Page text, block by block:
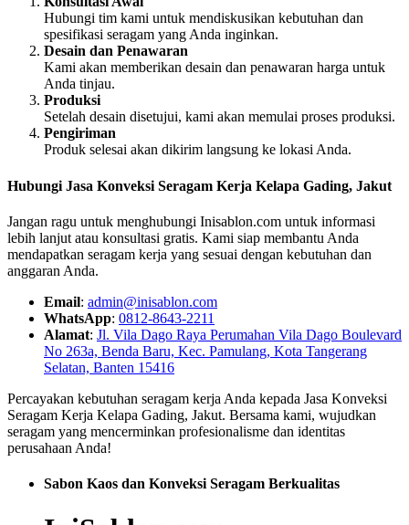
Hubungi tim kami untuk mendiskusikan kebutuhan dan
spesifikasi seragam yang Anda inginkan.
Desain dan Penawaran
Kami akan memberikan desain dan penawaran harga untuk
Anda tinjau.
Produksi
Setelah desain disetujui, kami akan memulai proses produksi.
Pengiriman
Produk selesai akan dikirim langsung ke lokasi Anda.
Hubungi Jasa Konveksi Seragam Kerja Kelapa Gading, Jakut
Jangan ragu untuk menghubungi Inisablon.com untuk informasi
lebih lanjut atau konsultasi gratis. Kami siap membantu Anda
mendapatkan seragam kerja yang sesuai dengan kebutuhan dan
anggaran Anda.
Email: admin@inisablon.com
WhatsApp: 0812-8643-2211
Alamat: Jl. Vila Dago Raya Perumahan Vila Dago Boulevard
No 263a, Benda Baru, Kec. Pamulang, Kota Tangerang
Selatan, Banten 15416
Percayakan kebutuhan seragam kerja Anda kepada Jasa Konveksi
Seragam Kerja Kelapa Gading, Jakut. Bersama kami, wujudkan
seragam yang mencerminkan profesionalisme dan identitas
perusahaan Anda!
Sabon Kaos dan Konveksi Seragam Berkualitas